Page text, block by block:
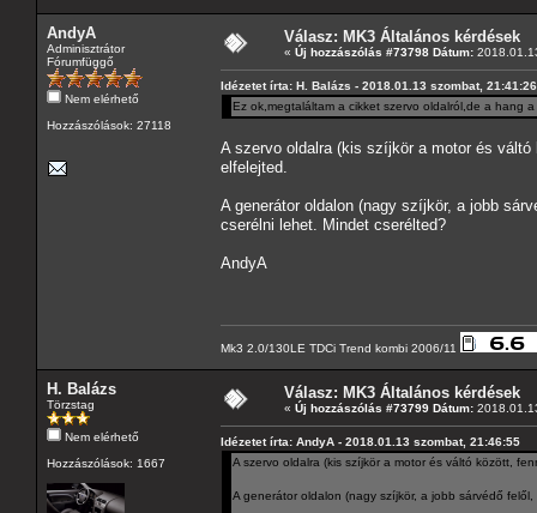
AndyA
Adminisztrátor
Fórumfüggő
Nem elérhető
Hozzászólások: 27118
Válasz: MK3 Általános kérdések
« Új hozzászólás #73798 Dátum:
Idézetet írta: H. Balázs - 2018.01.13 szombat, 21:41:26
Ez ok,megtaláltam a cikket szervo oldalról,de a hang
A szervo oldalra (kis szíjkör a motor és
elfelejted.
A generátor oldalon (nagy szíjkör, a jobb
cserélni lehet. Mindet cserélted?
AndyA
Mk3 2.0/130LE TDCi Trend kombi 2006/11
H. Balázs
Törzstag
Nem elérhető
Hozzászólások: 1667
Válasz: MK3 Általános kérdések
« Új hozzászólás #73799 Dátum:
Idézetet írta: AndyA - 2018.01.13 szombat, 21:46:55
A szervo oldalra (kis szíjkör a motor és váltó között,
A generátor oldalon (nagy szíjkör, a jobb sárvédő